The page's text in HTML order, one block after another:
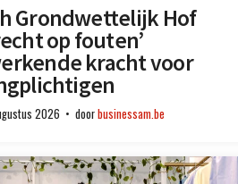
Grondwettelijk Hof
op fouten’
kracht voor
2026 doorbusinessam.be